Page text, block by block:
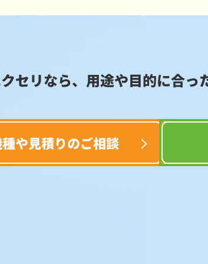
セリなら、用途や目的に合っ
や見積りのご相談